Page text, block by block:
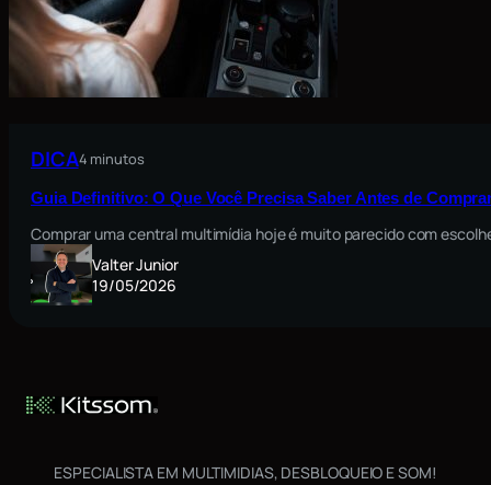
DICA4 minutos
Guia Definitivo: O Que Você Precisa Saber Antes de
Comprar uma central multimídia hoje é muito parecido com
Valter Junior
19/05/2026
ESPECIALISTA EM MULTIMIDIAS, DESBLOQUEIO E SOM!